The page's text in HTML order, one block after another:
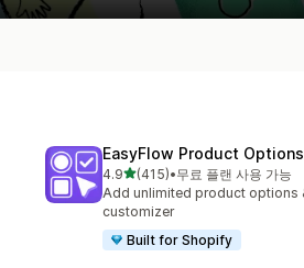
EasyFlow Product Options
4.9별 5개 중
(415)
총 리뷰 415개
•무료 플랜 사용 가능
Add unlimited product options
customizer
Built for Shopify